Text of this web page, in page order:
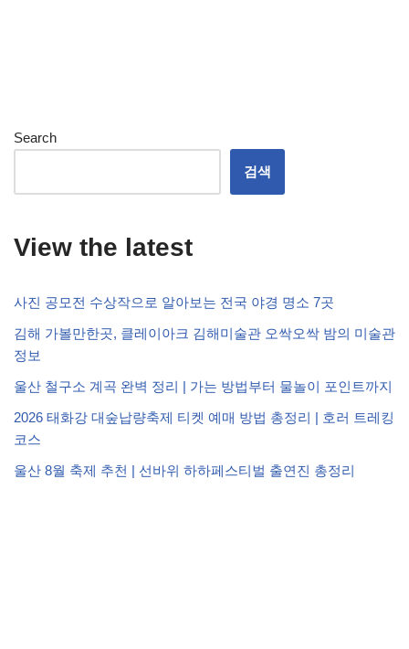
Search
검색
View the latest
사진 공모전 수상작으로 알아보는 전국 야경 명소 7곳
김해 가볼만한곳, 클레이아크 김해미술관 오싹오싹 밤의 미술관
정보
울산 철구소 계곡 완벽 정리 | 가는 방법부터 물놀이 포인트까지
2026 태화강 대숲납량축제 티켓 예매 방법 총정리 | 호러 트레킹
코스
울산 8월 축제 추천 | 선바위 하하페스티벌 출연진 총정리